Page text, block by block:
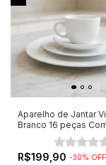
Aparelho de Jantar
Branco 16 peças
R$199,90 -30% OFF